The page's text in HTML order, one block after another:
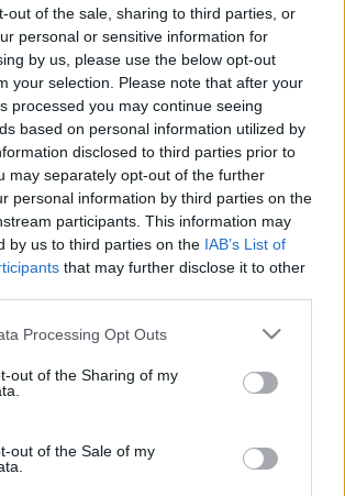
out of the sale, sharing to third parties, or
personal or sensitive information for
by us, please use the below opt-out
your selection. Please note that after your
processed you may continue seeing
based on personal information utilized by
disclosed to third parties prior to
may separately opt-out of the further
personal information by third parties on the
participants. This information may
by us to third parties on the IAB’s List of
that may further disclose it to other
this website/app uses one or more Google
visit or usage behaviour. You may click to
to Google and its third-party tags to
below specified purposes in below Google
Processing Opt Outs
out of the Sharing of my
out of the Sale of my